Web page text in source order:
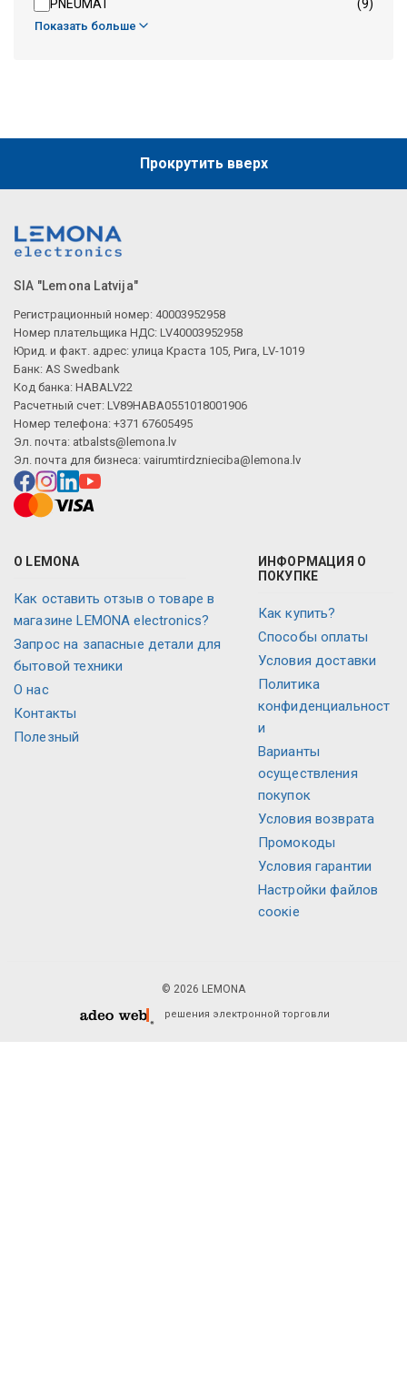
PNEUMAT
(9)
Показать больше
Прокрутить вверх
SIA "Lemona Latvija"
Регистрационный номер: 40003952958
Номер плательщика НДС: LV40003952958
Юрид. и факт. адрес: улица Краста 105, Рига, LV-1019
Банк: AS Swedbank
Код банка: HABALV22
Расчетный счет: LV89HABA0551018001906
Номер телефона: +371 67605495
Эл. почта: atbalsts@lemona.lv
Эл. почта для бизнеса: vairumtirdznieciba@lemona.lv
О LEMONA
Как оставить отзыв о товаре в
магазине LEMONA electronics?
Запрос на запасные детали для
бытовой техники
О нас
Контакты
Полезный
ИНФОРМАЦИЯ О
ПОКУПКЕ
Как купить?
Способы оплаты
Условия доставки
Политика
конфиденциальност
и
Варианты
осуществления
покупок
Условия возврата
Промокоды
Условия гарантии
Настройки файлов
соокіе
© 2026 LEMONA
решения электронной торговли